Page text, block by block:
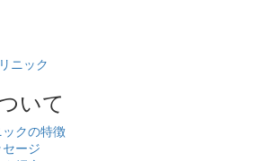
いて
クの特徴
ージ